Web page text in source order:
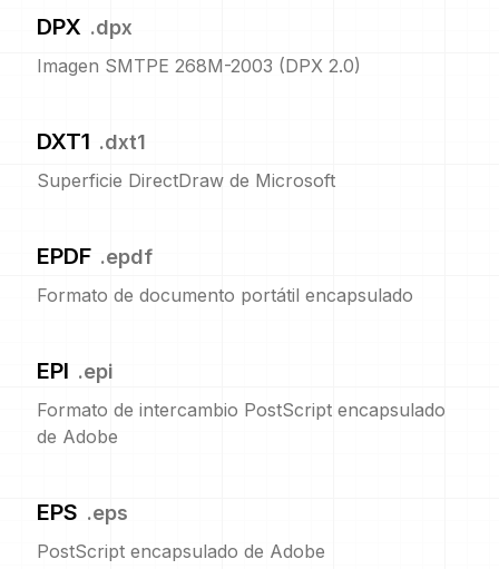
DPX .dpx
Imagen SMTPE 268M-2003 (DPX 2.0)
DXT1 .dxt1
Superficie DirectDraw de Microsoft
EPDF .epdf
Formato de documento portátil encapsulado
EPI .epi
Formato de intercambio PostScript encapsulado
de Adobe
EPS .eps
PostScript encapsulado de Adobe